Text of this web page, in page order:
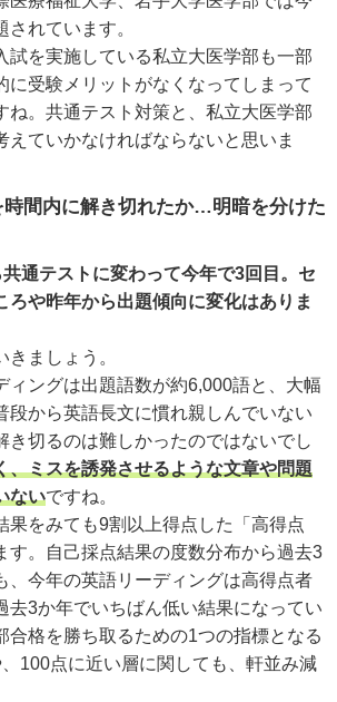
れています。
試を実施している私立大医学部も一部
に受験メリットがなくなってしまって
。 共通テスト対策と、私立大医学部
えていかなければならないと思いま
時間内に解き切れたか…明暗を分けた
通テストに変わって今年で3回目。セ
ろや昨年から出題傾向に変化はありま
ましょう。
ングは出題語数が約6,000語と、大幅
段から英語長文に慣れ親しんでいない
き切るのは難しかったのではないでし
、ミスを誘発させるような文章や問題
ないですね。
をみても9割以上得点した「高得点
す。自己採点結果の度数分布から過去3
、今年の英語リ ーディングは高得点者
去3か年でいちばん低い結果になってい
合格を勝ち取るための1つの指標となる
100点に近い層に関しても、軒並み減